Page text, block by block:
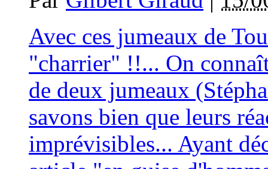
Avec ces jumeaux de
"charrier" !!... On
de deux jumeaux
savons bien que leurs
imprévisibles... Ayant